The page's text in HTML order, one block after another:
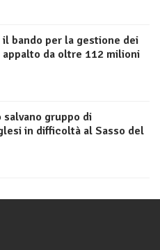
il bando per la gestione dei
da oltre 112 milioni
gruppo di
in difficoltà al Sasso del